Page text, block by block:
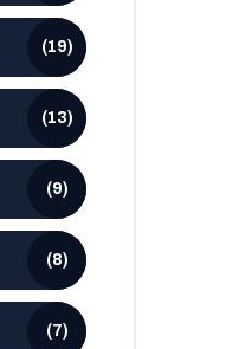
(19)
(13)
(9)
(8)
(7)